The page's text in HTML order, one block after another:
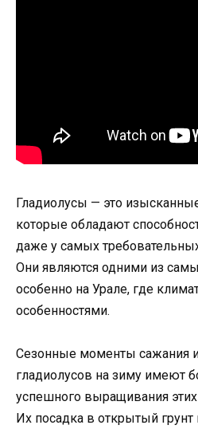
Гладиолусы — это
которые обладают
даже у самых
Они являются одними из
особенно на Урале, где
особенностями.
Сезонные моменты сажания
гладиолусов на зиму имеют
успешного выращивания
Их посадка в открытый грунт